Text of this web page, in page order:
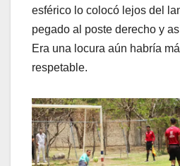
esférico lo colocó lejos del
pegado al poste derecho y
Era una locura aún habría
respetable.